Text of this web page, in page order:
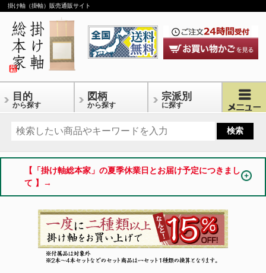
掛け軸（掛軸）販売通販サイト
目的
から探す
図柄
から探す
宗派別
に探す
【「掛け軸総本家」の夏季休業日とお届け予定につきまし
て 】→